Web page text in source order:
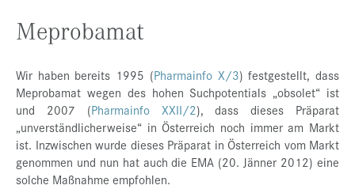
Meprobamat
Wir haben bereits 1995 (Pharmainfo X/3) festgestellt, dass
Meprobamat wegen des hohen Suchpotentials „obsolet“ ist
und 2007 (Pharmainfo XXII/2), dass dieses Präparat
„unverständlicherweise“ in Österreich noch immer am Markt
ist. Inzwischen wurde dieses Präparat in Österreich vom Markt
genommen und nun hat auch die EMA (20. Jänner 2012) eine
solche Maßnahme empfohlen.